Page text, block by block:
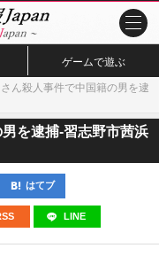
ゲームで遊ぶ
ん殺人事件で中国籍の男を逮
を逮捕-習志野市茜浜
はてブ
LINE